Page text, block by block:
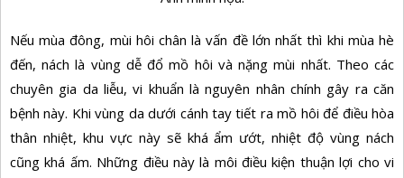
Nếu mùa đông, mùi hôi chân là vấn đề lớn nhất thì khi mùa hè
đến, nách là vùng dễ đổ mồ hôi và nặng mùi nhất. Theo các
chuyên gia da liễu, vi khuẩn là nguyên nhân chính gây ra căn
bệnh này. Khi vùng da dưới cánh tay tiết ra mồ hôi để điều hòa
thân nhiệt, khu vực này sẽ khá ẩm ướt, nhiệt độ vùng nách
cũng khá ấm. Những điều này là môi điều kiện thuận lợi cho vi